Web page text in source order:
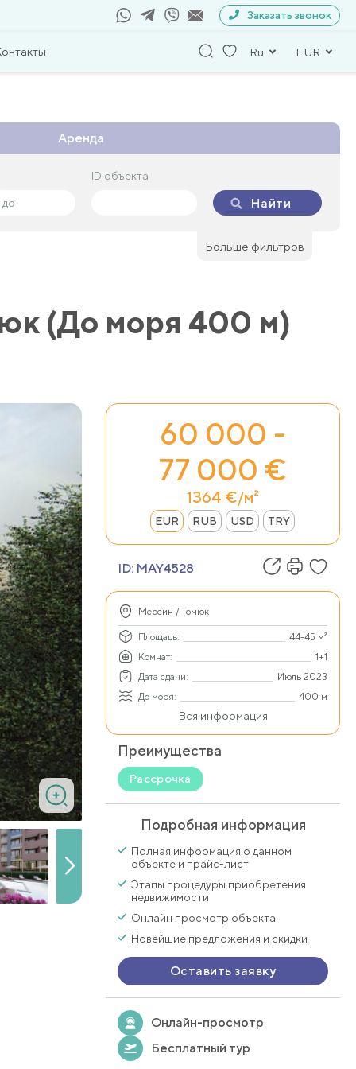
Заказать звонок
Ru EUR
Аренда
ID объекта
Найти
Больше фильтров
ID объекта
Найти
(До моря 400 м)
60 000 -
77 000 €
1364 €/м²
EUR RUB USD TRY
ID: MAY4528
Мерсин / Томюк
Площадь:
44-45 м²
Комнат:
1+1
Дата сдачи:
Июль 2023
До моря:
400 м
Вся информация
Преимущества
Рассрочка
Подробная информация
Полная информация о данном
объекте и прайс-лист
Этапы процедуры приобретения
недвижимости
Онлайн просмотр объекта
Новейшие предложения и скидки
Оставить заявку
Онлайн-просмотр
Бесплатный тур